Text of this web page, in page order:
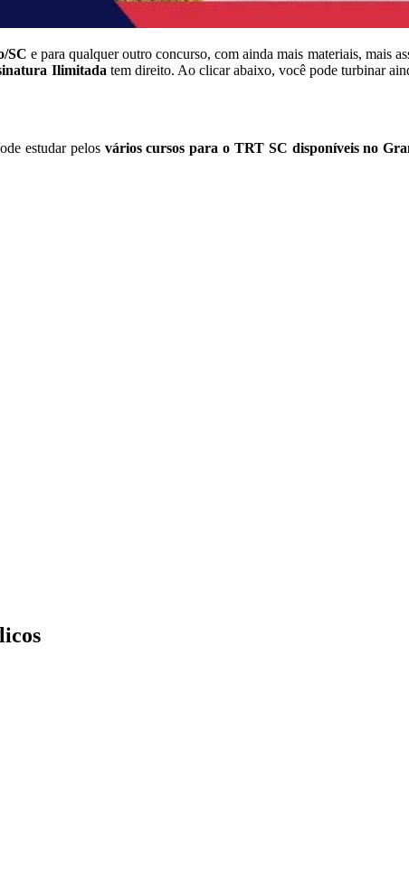
SCe para qualquer outro concurso, com ainda mais materiais, mais
Ilimitadatem direito. Ao clicar abaixo, você pode turbinar
estudar pelosvários cursos para o TRT SC disponíveis no